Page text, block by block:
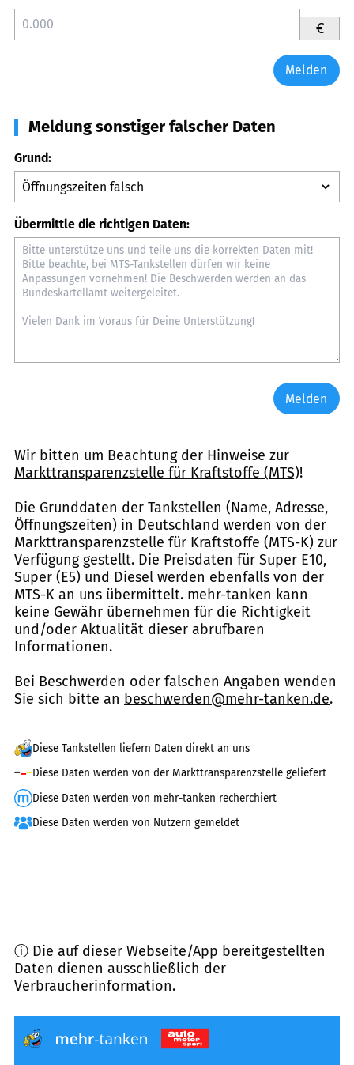
€
Melden
Meldung sonstiger falscher Daten
Grund:
Übermittle die richtigen Daten:
Melden
Wir bitten um Beachtung der Hinweise zur
Markttransparenzstelle für Kraftstoffe (MTS)!
Die Grunddaten der Tankstellen (Name, Adresse,
Öffnungszeiten) in Deutschland werden von der
Markttransparenzstelle für Kraftstoffe (MTS-K) zur
Verfügung gestellt. Die Preisdaten für Super E10,
Super (E5) und Diesel werden ebenfalls von der
MTS-K an uns übermittelt. mehr-tanken kann
keine Gewähr übernehmen für die Richtigkeit
und/oder Aktualität dieser abrufbaren
Informationen.
Bei Beschwerden oder falschen Angaben wenden
Sie sich bitte an beschwerden@mehr-tanken.de.
Diese Tankstellen liefern Daten direkt an uns
Diese Daten werden von der Markttransparenzstelle geliefert
Diese Daten werden von mehr-tanken recherchiert
Diese Daten werden von Nutzern gemeldet
ⓘ Die auf dieser Webseite/App bereitgestellten
Daten dienen ausschließlich der
Verbraucherinformation.